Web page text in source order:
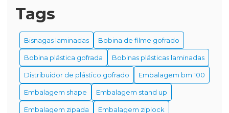
Benefícios da Embalagem Ziplock para Conservação
e Organização Eficiente de Alimentos
Benefícios da Embalagem Ziplock para Melhorar Sua
Rotina de Organização e Armazenamento
Benefícios da Embalagem Ziplock para Organização
e Conservação Eficiente de Alimentos
Benefícios da Embalagem Ziplock para Preservar
Tags
Bisnagas laminadas Bobina de filme gofrado
Bobina plástica gofrada Bobinas plásticas laminadas
Distribuidor de plástico gofrado Embalagem bm 100
Embalagem shape Embalagem stand up
Embalagem zipada Embalagem ziplock